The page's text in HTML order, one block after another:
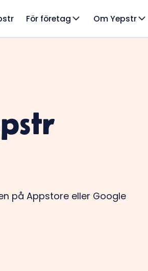
För företag Om Yepstr
på Appstore eller Google